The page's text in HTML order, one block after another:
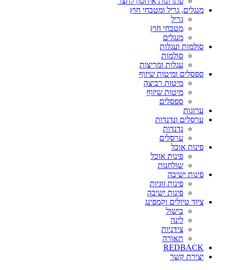
מנגלים, גריל ומטבחי חוץ
גריל
מטבחי חוץ
מנגלים
סולמות ועגלות
סולמות
עגלות ומריצות
ספסלים ומיטות שיזוף
מיטות רביצה
מיטות שיזוף
ספסלים
ערוגות
ערסלים ונדנדות
נדנדות
ערסלים
פינות אוכל
פינות אוכל
שולחנות
פינות ישיבה
פינות זוגיות
פינות ישיבה
ציוד טיולים וקמפינג
בישול
לינה
צידניות
תאורה
REDBACK
יצירת קשר